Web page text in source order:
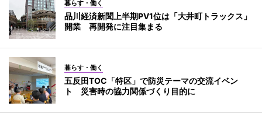
暮らす・働く
品川経済新聞上半期PV1位は「大井町トラックス」
開業 再開発に注目集まる
暮らす・働く
五反田TOC「特区」で防災テーマの交流イベン
ト 災害時の協力関係づくり目的に